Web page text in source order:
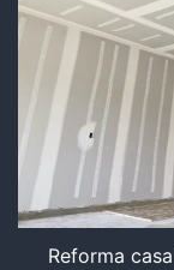
Reforma